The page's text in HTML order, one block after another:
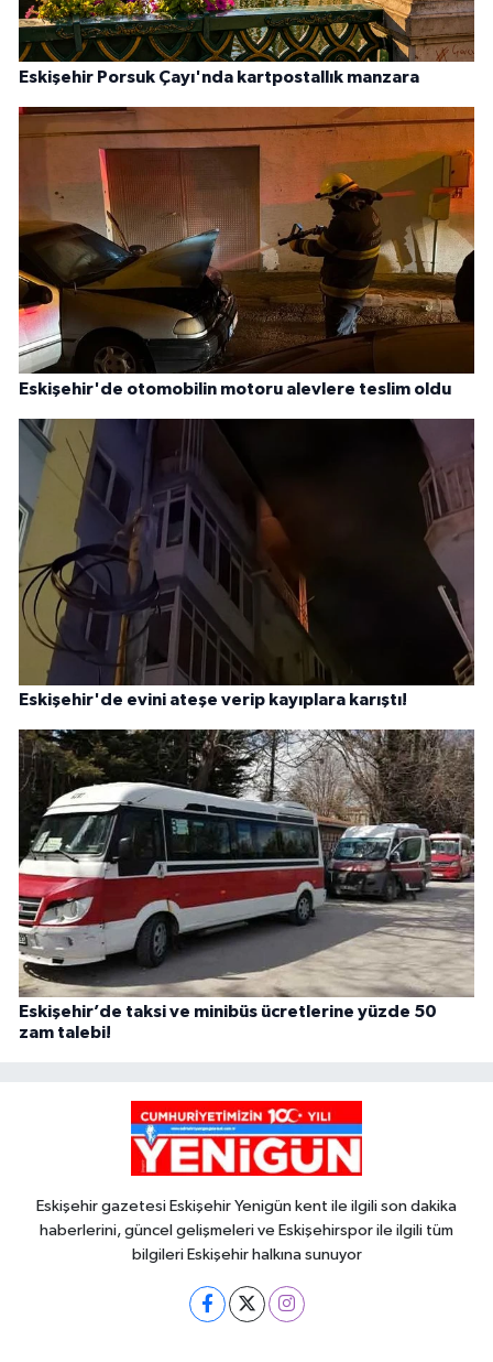
Eskişehir Porsuk Çayı'nda kartpostallık manzara
Eskişehir'de otomobilin motoru alevlere teslim oldu
Eskişehir'de evini ateşe verip kayıplara karıştı!
Eskişehir’de taksi ve minibüs ücretlerine yüzde 50
zam talebi!
Eskişehir gazetesi Eskişehir Yenigün kent ile ilgili son dakika
haberlerini, güncel gelişmeleri ve Eskişehirspor ile ilgili tüm
bilgileri Eskişehir halkına sunuyor